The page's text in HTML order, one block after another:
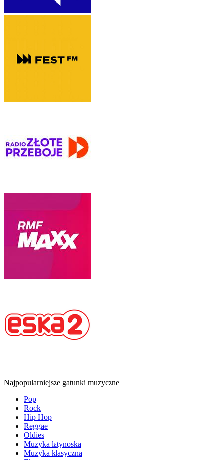
Najpopularniejsze gatunki muzyczne
Pop
Rock
Hip Hop
Reggae
Oldies
Muzyka latynoska
Muzyka klasyczna